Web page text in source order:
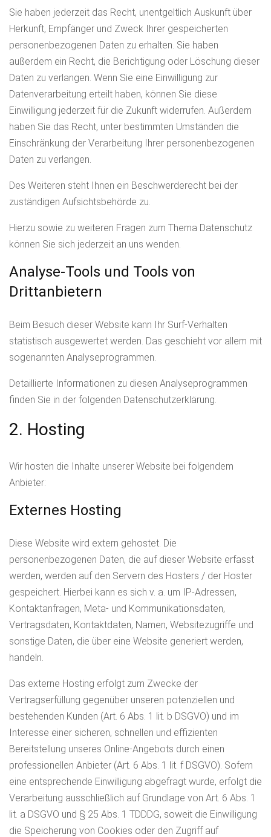
Sie haben jederzeit das Recht, unentgeltlich Auskunft über
Herkunft, Empfänger und Zweck Ihrer gespeicherten
personenbezogenen Daten zu erhalten. Sie haben
außerdem ein Recht, die Berichtigung oder Löschung dieser
Daten zu verlangen. Wenn Sie eine Einwilligung zur
Datenverarbeitung erteilt haben, können Sie diese
Einwilligung jederzeit für die Zukunft widerrufen. Außerdem
haben Sie das Recht, unter bestimmten Umständen die
Einschränkung der Verarbeitung Ihrer personenbezogenen
Daten zu verlangen.
Des Weiteren steht Ihnen ein Beschwerderecht bei der
zuständigen Aufsichtsbehörde zu.
Hierzu sowie zu weiteren Fragen zum Thema Datenschutz
können Sie sich jederzeit an uns wenden.
Analyse-Tools und Tools von
Drittanbietern
Beim Besuch dieser Website kann Ihr Surf-Verhalten
statistisch ausgewertet werden. Das geschieht vor allem mit
sogenannten Analyseprogrammen.
Detaillierte Informationen zu diesen Analyseprogrammen
finden Sie in der folgenden Datenschutzerklärung.
2. Hosting
Wir hosten die Inhalte unserer Website bei folgendem
Anbieter:
Externes Hosting
Diese Website wird extern gehostet. Die
personenbezogenen Daten, die auf dieser Website erfasst
werden, werden auf den Servern des Hosters / der Hoster
gespeichert. Hierbei kann es sich v. a. um IP-Adressen,
Kontaktanfragen, Meta- und Kommunikationsdaten,
Vertragsdaten, Kontaktdaten, Namen, Websitezugriffe und
sonstige Daten, die über eine Website generiert werden,
handeln.
Das externe Hosting erfolgt zum Zwecke der
Vertragserfüllung gegenüber unseren potenziellen und
bestehenden Kunden (Art. 6 Abs. 1 lit. b DSGVO) und im
Interesse einer sicheren, schnellen und effizienten
Bereitstellung unseres Online-Angebots durch einen
professionellen Anbieter (Art. 6 Abs. 1 lit. f DSGVO). Sofern
eine entsprechende Einwilligung abgefragt wurde, erfolgt die
Verarbeitung ausschließlich auf Grundlage von Art. 6 Abs. 1
lit. a DSGVO und § 25 Abs. 1 TDDDG, soweit die Einwilligung
die Speicherung von Cookies oder den Zugriff auf